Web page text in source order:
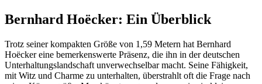
Bernhard Hoëcker: Ein Überblick
Trotz seiner kompakten Größe von 1,59 Metern hat Bernhard
Hoëcker eine bemerkenswerte Präsenz, die ihn in der deutschen
Unterhaltungslandschaft unverwechselbar macht. Seine Fähigkeit,
mit Witz und Charme zu unterhalten, überstrahlt oft die Frage nach